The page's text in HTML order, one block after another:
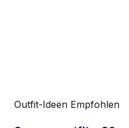
Outfit-Ideen Empfohlen